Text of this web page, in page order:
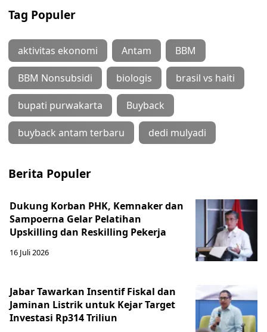
Tag Populer
aktivitas ekonomi Antam BBM
BBM Nonsubsidi biologis brasil vs haiti
bupati purwakarta Buyback
buyback antam terbaru dedi mulyadi
Berita Populer
Dukung Korban PHK, Kemnaker dan
Sampoerna Gelar Pelatihan
Upskilling dan Reskilling Pekerja
16 Juli 2026
Jabar Tawarkan Insentif Fiskal dan
Jaminan Listrik untuk Kejar Target
Investasi Rp314 Triliun